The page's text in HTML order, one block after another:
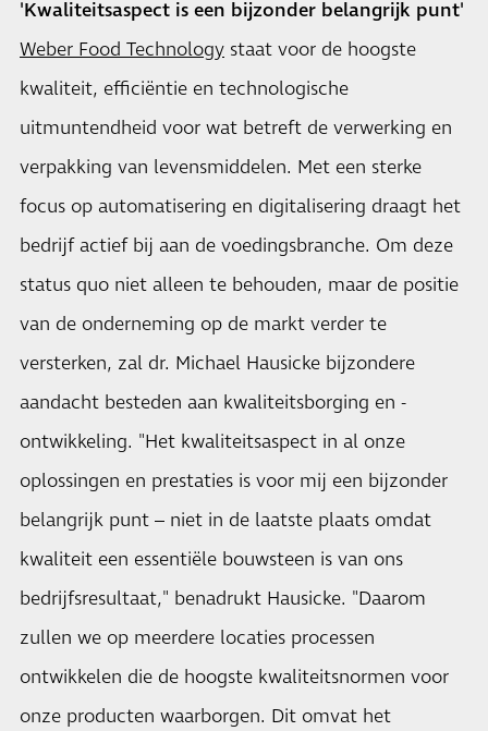
'Kwaliteitsaspect is een bijzonder belangrijk punt'
Weber Food Technology staat voor de hoogste
kwaliteit, efficiëntie en technologische
uitmuntendheid voor wat betreft de verwerking en
verpakking van levensmiddelen. Met een sterke
focus op automatisering en digitalisering draagt het
bedrijf actief bij aan de voedingsbranche. Om deze
status quo niet alleen te behouden, maar de positie
van de onderneming op de markt verder te
versterken, zal dr. Michael Hausicke bijzondere
aandacht besteden aan kwaliteitsborging en -
ontwikkeling. "Het kwaliteitsaspect in al onze
oplossingen en prestaties is voor mij een bijzonder
belangrijk punt – niet in de laatste plaats omdat
kwaliteit een essentiële bouwsteen is van ons
bedrijfsresultaat," benadrukt Hausicke. "Daarom
zullen we op meerdere locaties processen
ontwikkelen die de hoogste kwaliteitsnormen voor
onze producten waarborgen. Dit omvat het